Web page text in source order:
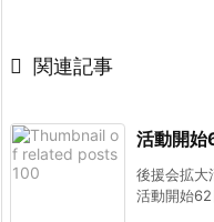
 関連記事
活動開始
後援会拡大
活動開始